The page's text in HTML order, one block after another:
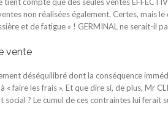
non réalisées également. Certes, mais
et de fatigue » ! GERMINAL ne serait-il
vente
déséquilibré dont la conséquence
faire les frais ». Et que dire si, de plus, Mr
? Le cumul de ces contraintes lui ferait